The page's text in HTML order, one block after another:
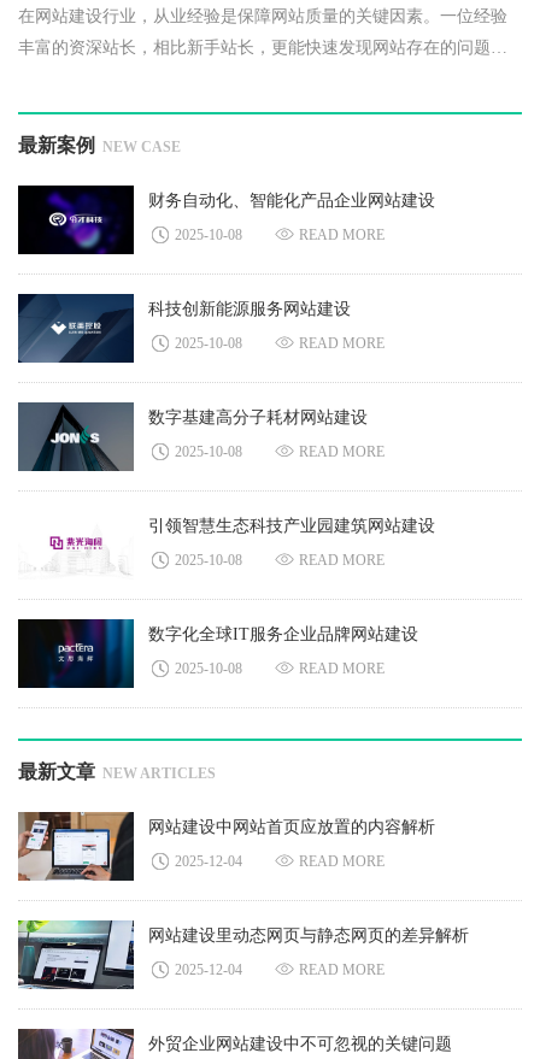
在网站建设行业，从业经验是保障网站质量的关键因素。一位经验
丰富的资深站长，相比新手站长，更能快速发现网站存在的问题，
最新案例 NEW CASE
财务自动化、智能化产品企业网站建设
2025-10-08 READ MORE
科技创新能源服务网站建设
2025-10-08 READ MORE
数字基建高分子耗材网站建设
2025-10-08 READ MORE
引领智慧生态科技产业园建筑网站建设
2025-10-08 READ MORE
数字化全球IT服务企业品牌网站建设
2025-10-08 READ MORE
最新文章 NEW ARTICLES
网站建设中网站首页应放置的内容解析
2025-12-04 READ MORE
网站建设里动态网页与静态网页的差异解析
2025-12-04 READ MORE
外贸企业网站建设中不可忽视的关键问题